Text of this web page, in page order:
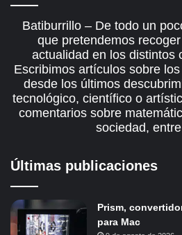
Batiburrillo – De todo un
que pretendemos
actualidad en los distintos
Escribimos artículos sobre
desde los últimos
tecnológico, científico o
comentarios sobre
sociedad,
Últimas publicaciones
Prism,
para Mac